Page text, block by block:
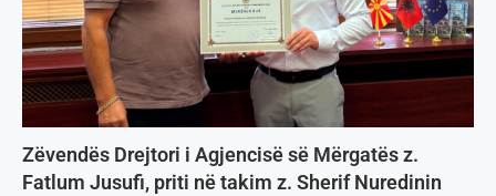
Zëvendës Drejtori i Agjencisë së Mërgatës z.
Fatlum Jusufi, priti në takim z. Sherif Nuredinin